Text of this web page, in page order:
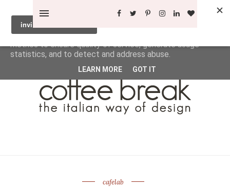
cafelab
This site uses cookies from Google to deliver its services
and to analyze traffic. Your IP address and user-agent are
shared with Google along with performance and security
metrics to ensure quality of service, generate usage
statistics, and to detect and address abuse.
LEARN MORE GOT IT